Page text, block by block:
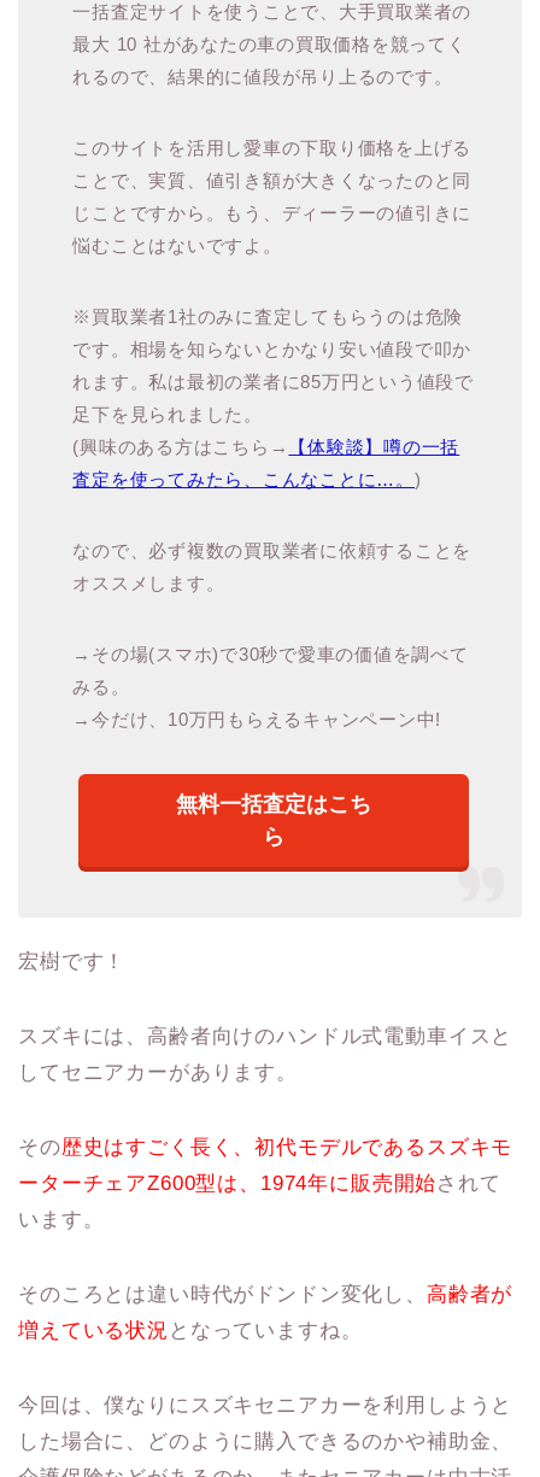
一括査定サイトを使うことで、大手買取業者の
最大 10 社があなたの車の買取価格を競ってく
れるので、結果的に値段が吊り上るのです。
このサイトを活用し愛車の下取り価格を上げる
ことで、実質、値引き額が大きくなったのと同
じことですから。もう、ディーラーの値引きに
悩むことはないですよ。
※買取業者1社のみに査定してもらうのは危険
です。相場を知らないとかなり安い値段で叩か
れます。私は最初の業者に85万円という値段で
足下を見られました。
(興味のある方はこちら→
【体験談】噂の一括
査定を使ってみたら、こんなことに…。 )
なので、必ず複数の買取業者に依頼することを
オススメします。
→その場(スマホ)で30秒で愛車の価値を調べて
みる。
→今だけ、10万円もらえるキャンペーン中!
無料一括査定はこち
ら
宏樹です！
スズキには、高齢者向けのハンドル式電動車イスと
してセニアカーがあります。
その歴史はすごく長く、初代モデルであるスズキモ
ーターチェアZ600型は、1974年に販売開始されて
います。
そのころとは違い時代がドンドン変化し、 高齢者が
増えている状況 となっていますね。
今回は、僕なりにスズキセニアカーを利用しようと
した場合に、どのように購入できるのかや補助金、